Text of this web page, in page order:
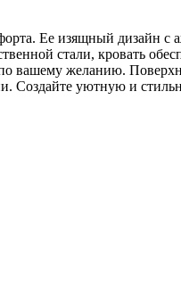
Ее изящный дизайн
стали, кровать
вашему желанию.
Создайте уютную и